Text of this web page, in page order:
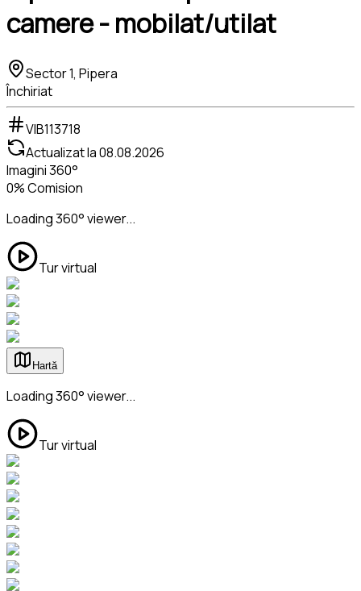
camere - mobilat/utilat
Sector 1, Pipera
Închiriat
VIB113718
Actualizat la08.08.2026
Imagini 360°
0% Comision
Loading 360° viewer...
Tur virtual
Hartă
Loading 360° viewer...
Tur virtual